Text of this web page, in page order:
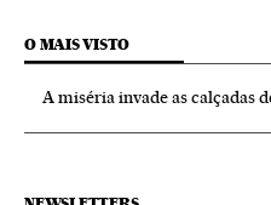
O MAIS VISTO
A miséria invade as calçadas